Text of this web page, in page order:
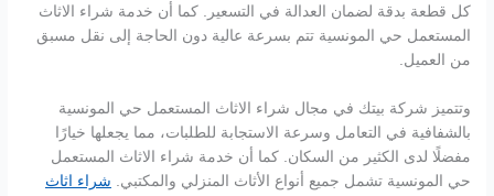
كل قطعة بدقة لضمان العدالة في التسعير. كما أن خدمة شراء الاثاث
المستعمل حي المونسية تتم بسرعة عالية دون الحاجة إلى نقل مسبق
من العميل.
وتتميز شركة بيتك في مجال شراء الاثاث المستعمل حي المونسية
بالشفافية في التعامل وسرعة الاستجابة للطلبات، مما يجعلها خيارًا
مفضلًا لدى الكثير من السكان. كما أن خدمة شراء الاثاث المستعمل
حي المونسية تشمل جميع أنواع الأثاث المنزلي والمكتبي. شراء اثاث